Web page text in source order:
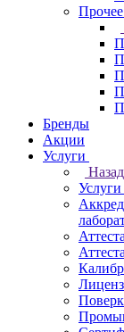
Прочее
Бренды
Акции
Услуги
Назад
Услуги